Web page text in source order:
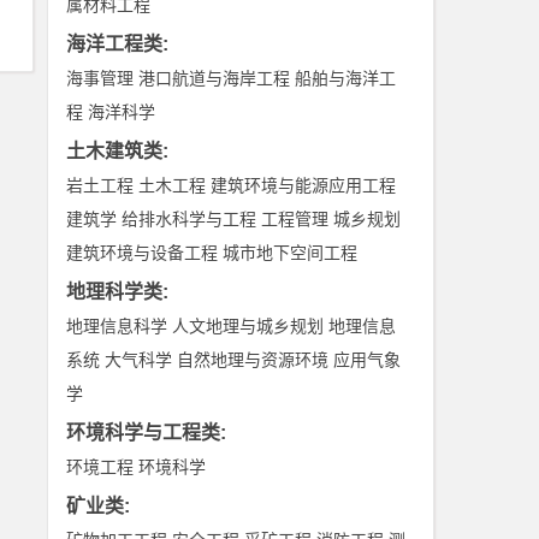
属材料工程
海洋工程类:
海事管理 港口航道与海岸工程 船舶与海洋工
程 海洋科学
土木建筑类:
岩土工程 土木工程 建筑环境与能源应用工程
建筑学 给排水科学与工程 工程管理 城乡规划
建筑环境与设备工程 城市地下空间工程
地理科学类:
地理信息科学 人文地理与城乡规划 地理信息
系统 大气科学 自然地理与资源环境 应用气象
学
环境科学与工程类:
环境工程 环境科学
矿业类: